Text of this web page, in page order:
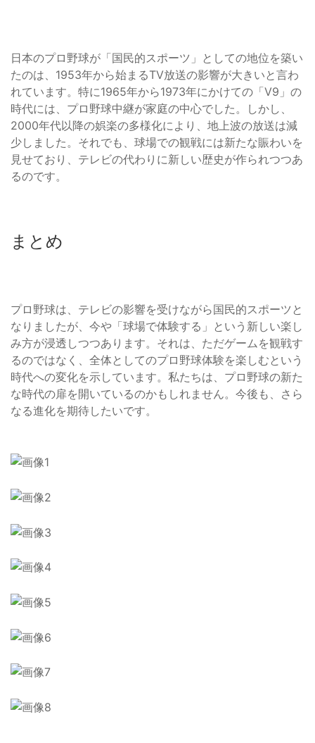
日本のプロ野球が「国民的スポーツ」としての地位を築い
たのは、1953年から始まるTV放送の影響が大きいと言わ
れています。特に1965年から1973年にかけての「V9」の
時代には、プロ野球中継が家庭の中心でした。しかし、
2000年代以降の娯楽の多様化により、地上波の放送は減
少しました。それでも、球場での観戦には新たな賑わいを
見せており、テレビの代わりに新しい歴史が作られつつあ
るのです。
まとめ
プロ野球は、テレビの影響を受けながら国民的スポーツと
なりましたが、今や「球場で体験する」という新しい楽し
み方が浸透しつつあります。それは、ただゲームを観戦す
るのではなく、全体としてのプロ野球体験を楽しむという
時代への変化を示しています。私たちは、プロ野球の新た
な時代の扉を開いているのかもしれません。今後も、さら
なる進化を期待したいです。